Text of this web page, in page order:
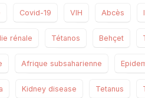
Covid-19 VIH Abcès
rénale Tétanos Behçet
Afrique subsaharienne
Kidney disease Tetanus